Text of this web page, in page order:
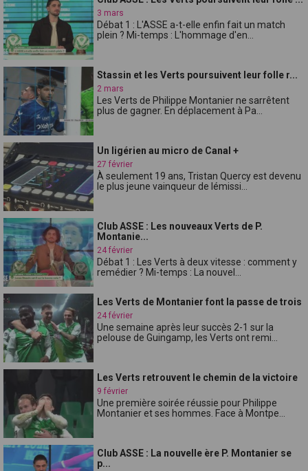
3 mars
Débat 1 : L'ASSE a-t-elle enfin fait un match
plein ? Mi-temps : L'hommage d'en...
Stassin et les Verts poursuivent leur folle r...
2 mars
Les Verts de Philippe Montanier ne sarrêtent
plus de gagner. En déplacement à Pa...
Un ligérien au micro de Canal +
27 février
À seulement 19 ans, Tristan Quercy est devenu
le plus jeune vainqueur de lémissi...
Club ASSE : Les nouveaux Verts de P.
Montanie...
24 février
Débat 1 : Les Verts à deux vitesse : comment y
remédier ? Mi-temps : La nouvel...
Les Verts de Montanier font la passe de trois
24 février
Une semaine après leur succès 2-1 sur la
pelouse de Guingamp, les Verts ont remi...
Les Verts retrouvent le chemin de la victoire
9 février
Une première soirée réussie pour Philippe
Montanier et ses hommes. Face à Montpe...
Club ASSE : La nouvelle ère P. Montanier se
p...